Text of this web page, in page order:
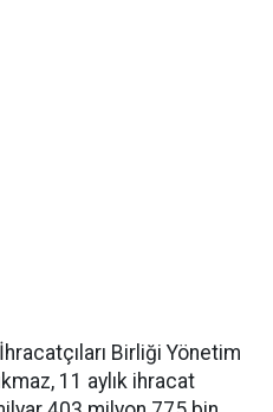
Birliği Yönetim
11 aylık ihracat